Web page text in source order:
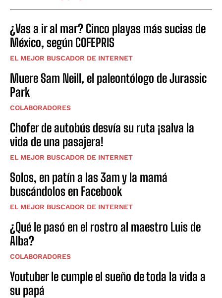
¿Vas a ir al mar? Cinco playas más sucias de
México, según COFEPRIS
EL MEJOR BUSCADOR DE INTERNET
Muere Sam Neill, el paleontólogo de Jurassic
Park
COLABORADORES
Chofer de autobús desvía su ruta ¡salva la
vida de una pasajera!
EL MEJOR BUSCADOR DE INTERNET
Solos, en patín a las 3am y la mamá
buscándolos en Facebook
EL MEJOR BUSCADOR DE INTERNET
¿Qué le pasó en el rostro al maestro Luis de
Alba?
COLABORADORES
Youtuber le cumple el sueño de toda la vida a
su papá